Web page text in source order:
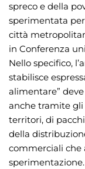
spreco e della
sperimentata
città
in Conferenza
Nello specifico,
stabilisce
alimentare”
anche tramite gli
territori, di
della
commerciali che